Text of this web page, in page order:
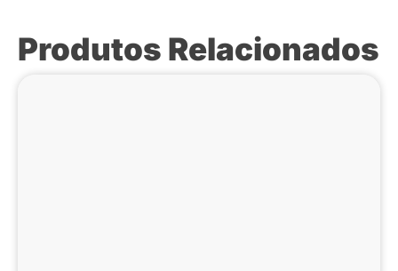
Produtos Relacionados